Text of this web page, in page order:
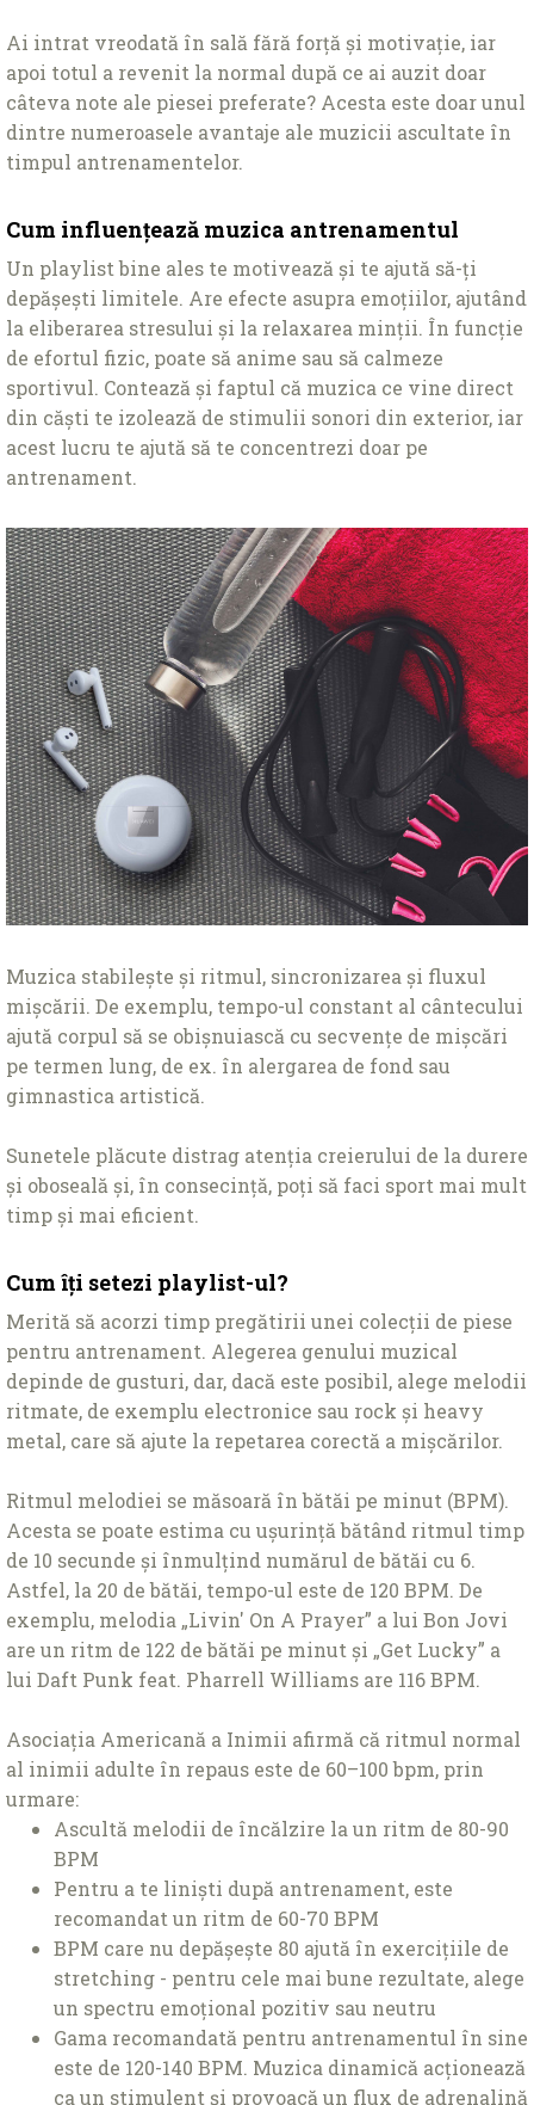
Ai intrat vreodată în sală fără forță și motivație, iar
apoi totul a revenit la normal după ce ai auzit doar
câteva note ale piesei preferate? Acesta este doar unul
dintre numeroasele avantaje ale muzicii ascultate în
timpul antrenamentelor.
Cum influențează muzica antrenamentul
Un playlist bine ales te motivează și te ajută să-ți
depășești limitele. Are efecte asupra emoțiilor, ajutând
la eliberarea stresului și la relaxarea minții. În funcție
de efortul fizic, poate să anime sau să calmeze
sportivul. Contează și faptul că muzica ce vine direct
din căști te izolează de stimulii sonori din exterior, iar
acest lucru te ajută să te concentrezi doar pe
antrenament.
Muzica stabilește și ritmul, sincronizarea și fluxul
mișcării. De exemplu, tempo-ul constant al cântecului
ajută corpul să se obișnuiască cu secvențe de mișcări
pe termen lung, de ex. în alergarea de fond sau
gimnastica artistică.
Sunetele plăcute distrag atenția creierului de la durere
și oboseală și, în consecință, poți să faci sport mai mult
timp și mai eficient.
Cum îți setezi playlist-ul?
Merită să acorzi timp pregătirii unei colecții de piese
pentru antrenament. Alegerea genului muzical
depinde de gusturi, dar, dacă este posibil, alege melodii
ritmate, de exemplu electronice sau rock și heavy
metal, care să ajute la repetarea corectă a mișcărilor.
Ritmul melodiei se măsoară în bătăi pe minut (BPM).
Acesta se poate estima cu ușurință bătând ritmul timp
de 10 secunde și înmulțind numărul de bătăi cu 6.
Astfel, la 20 de bătăi, tempo-ul este de 120 BPM. De
exemplu, melodia „Livin' On A Prayer” a lui Bon Jovi
are un ritm de 122 de bătăi pe minut și „Get Lucky” a
lui Daft Punk feat. Pharrell Williams are 116 BPM.
Asociația Americană a Inimii afirmă că ritmul normal
al inimii adulte în repaus este de 60–100 bpm, prin
urmare:
Ascultă melodii de încălzire la un ritm de 80-90
BPM
Pentru a te liniști după antrenament, este
recomandat un ritm de 60-70 BPM
BPM care nu depășește 80 ajută în exercițiile de
stretching - pentru cele mai bune rezultate, alege
un spectru emoțional pozitiv sau neutru
Gama recomandată pentru antrenamentul în sine
este de 120-140 BPM. Muzica dinamică acționează
ca un stimulent și provoacă un flux de adrenalină